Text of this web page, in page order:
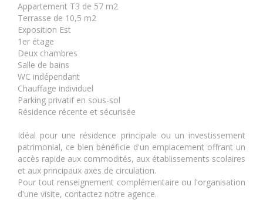
Appartement T3 de 57 m2
Terrasse de 10,5 m2
Exposition Est
1er étage
Deux chambres
Salle de bains
WC indépendant
Chauffage individuel
Parking privatif en sous-sol
Résidence récente et sécurisée
Idéal pour une résidence principale ou un investissement
patrimonial, ce bien bénéficie d'un emplacement offrant un
accès rapide aux commodités, aux établissements scolaires
et aux principaux axes de circulation.
Pour tout renseignement complémentaire ou l'organisation
d'une visite, contactez notre agence.